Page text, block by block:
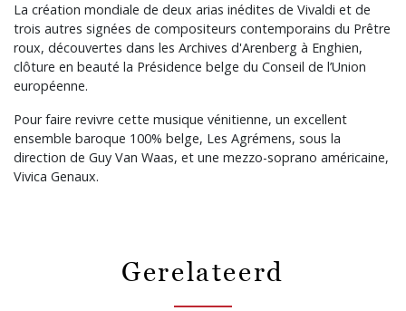
La création mondiale de deux arias inédites de Vivaldi et de
trois autres signées de compositeurs contemporains du Prêtre
roux, découvertes dans les Archives d'Arenberg à Enghien,
clôture en beauté la Présidence belge du Conseil de l’Union
européenne.
Pour faire revivre cette musique vénitienne, un excellent
ensemble baroque 100% belge, Les Agrémens, sous la
direction de Guy Van Waas, et une mezzo-soprano américaine,
Vivica Genaux.
Gerelateerd